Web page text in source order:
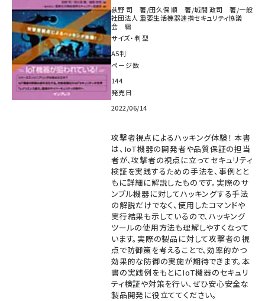
荻野 司 著/田久保 順 著/城間 政司 著/一般
社団法人 重要生活機器連携セキュリティ協議
会 編
サイズ・判型
A5判
ページ数
144
発売日
2022/06/14
攻撃者視点によるハッキング体験！ 本書
は、IoT機器の開発者や品質保証の担当
者が、攻撃者の視点に立ってセキュリティ
検証を実践するための手法を、事例とと
もに詳細に解説したものです。実際のサ
ンプル機器に対してハッキングする手法
の解説だけでなく、使用したコマンドや
実行結果も示しているので、ハッキング
ツールの使用方法も理解しやすくなって
います。実際の製品に対して攻撃者の視
点で防御策を考えることで、効率的かつ
効果的な防御の実施が期待できます。本
書の実践例をもとにIoT機器のセキュリ
ティ検証や対策を行い、ぜひ安心安全な
製品開発に役立ててください。